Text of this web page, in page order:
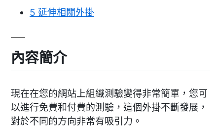
5 延伸相關外掛
內容簡介
現在在您的網站上組織測驗變得非常簡單，您可
以進行免費和付費的測驗，這個外掛不斷發展，
對於不同的方向非常有吸引力。